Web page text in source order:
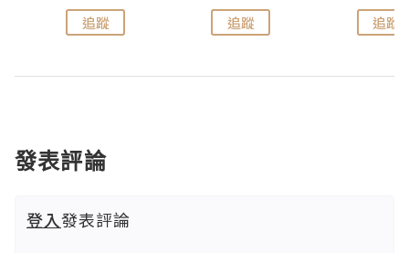
追蹤 追蹤 追蹤
發表評論
登入發表評論